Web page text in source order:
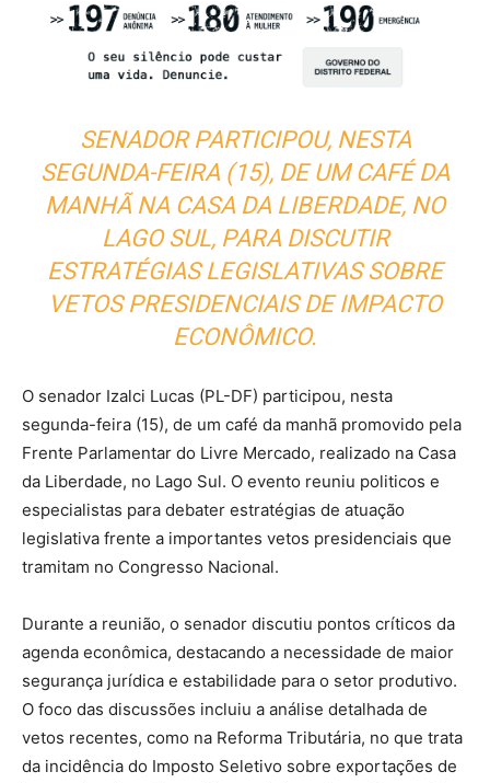
SENADOR PARTICIPOU, NESTA
SEGUNDA-FEIRA (15), DE UM CAFÉ DA
MANHÃ NA CASA DA LIBERDADE, NO
LAGO SUL, PARA DISCUTIR
ESTRATÉGIAS LEGISLATIVAS SOBRE
VETOS PRESIDENCIAIS DE IMPACTO
ECONÔMICO.
​O senador Izalci Lucas (PL-DF) participou, nesta
segunda-feira (15), de um café da manhã promovido pela
Frente Parlamentar do Livre Mercado, realizado na Casa
da Liberdade, no Lago Sul. O evento reuniu politicos e
especialistas para debater estratégias de atuação
legislativa frente a importantes vetos presidenciais que
tramitam no Congresso Nacional.
​Durante a reunião, o senador discutiu pontos críticos da
agenda econômica, destacando a necessidade de maior
segurança jurídica e estabilidade para o setor produtivo.
O foco das discussões incluiu a análise detalhada de
vetos recentes, como na Reforma Tributária, no que trata
da incidência do Imposto Seletivo sobre exportações de